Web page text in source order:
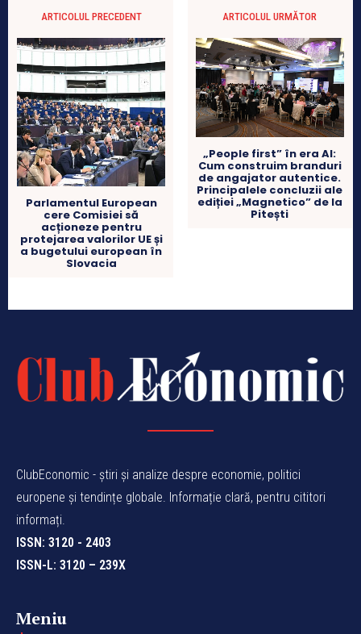
ARTICOLUL PRECEDENT
Parlamentul European
cere Comisiei să
acționeze pentru
protejarea valorilor UE și
a bugetului european în
Slovacia
ARTICOLUL URMĂTOR
„People first” în era AI:
Cum construim branduri
de angajator autentice.
Principalele concluzii ale
ediției „Magnetico” de la
Pitești
ClubEconomic - știri și analize despre economie, politici
europene și tendințe globale. Informație clară, pentru cititori
informați.
ISSN: 3120 - 2403
ISSN-L: 3120 – 239X
Meniu